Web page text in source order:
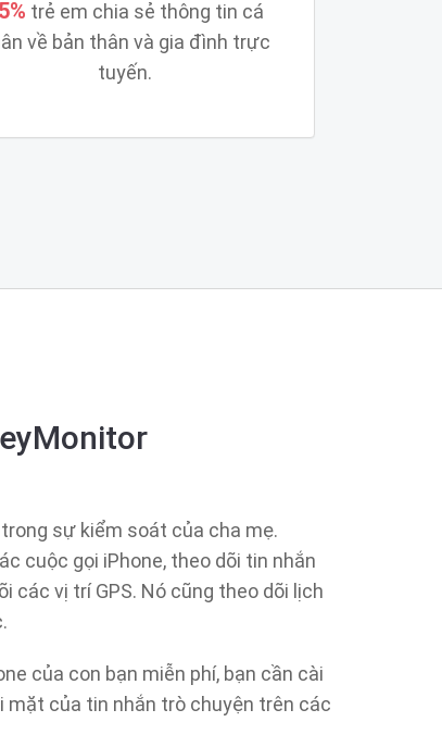
trẻ em chia sẻ thông tin cá
về bản thân và gia đình trực
tuyến.
sự kiểm soát của cha mẹ.
cuộc gọi iPhone, theo dõi tin nhắn
các vị trí GPS. Nó cũng theo dõi lịch
của con bạn miễn phí, bạn cần cài
mặt của tin nhắn trò chuyện trên các